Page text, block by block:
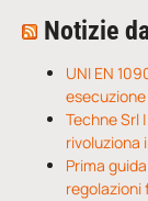
Notizie
UNI EN
esecuzione
Techne Srl
rivoluziona
Prima
regolazioni